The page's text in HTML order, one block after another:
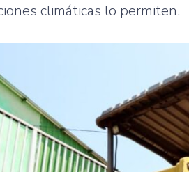
climáticas lo permiten.